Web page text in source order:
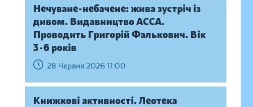
Нечуване-небачене: жива зустріч із
дивом. Видавництво АССА.
Проводить Григорій Фалькович. Вік
3-6 років
28 Червня 2026 11:00
Книжкові активності. Леотека